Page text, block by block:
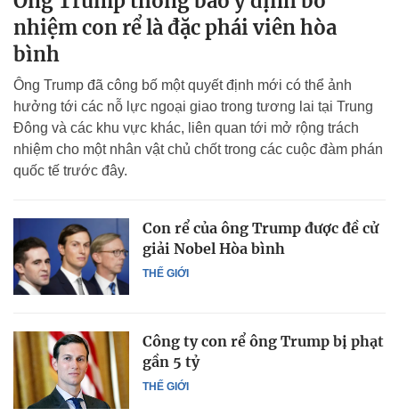
nhiệm con rể là đặc phái viên hòa
bình
Ông Trump đã công bố một quyết định mới có thể ảnh
hưởng tới các nỗ lực ngoại giao trong tương lai tại Trung
Đông và các khu vực khác, liên quan tới mở rộng trách
nhiệm cho một nhân vật chủ chốt trong các cuộc đàm phán
quốc tế trước đây.
THẾ GIỚI
Con rể của ông Trump được đề cử
giải Nobel Hòa bình
THẾ GIỚI
Công ty con rể ông Trump bị phạt
gần 5 tỷ